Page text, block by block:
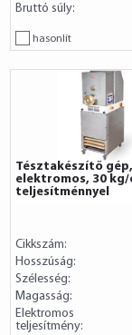
Bruttó súly:
hasonlít
Tésztakészítő gép,
elektromos, 30
teljesítménnyel
Cikkszám:
Hosszúság:
Szélesség:
Magasság:
Elektromos
teljesítmény: